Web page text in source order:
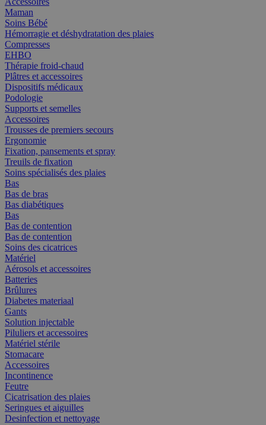
Maman
Soins Bébé
Hémorragie et déshydratation des plaies
Compresses
EHBO
Thérapie froid-chaud
Plâtres et accessoires
Dispositifs médicaux
Podologie
Supports et semelles
Accessoires
Trousses de premiers secours
Ergonomie
Fixation, pansements et spray
Treuils de fixation
Soins spécialisés des plaies
Bas
Bas de bras
Bas diabétiques
Bas
Bas de contention
Bas de contention
Soins des cicatrices
Matériel
Aérosols et accessoires
Batteries
Brûlures
Diabetes materiaal
Gants
Solution injectable
Piluliers et accessoires
Matériel stérile
Stomacare
Accessoires
Incontinence
Feutre
Cicatrisation des plaies
Seringues et aiguilles
Desinfection et nettoyage